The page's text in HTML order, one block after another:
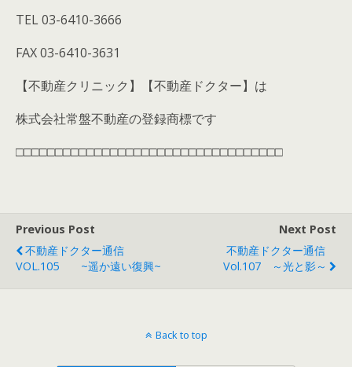
TEL 03-6410-3666
FAX 03-6410-3631
【不動産クリニック】【不動産ドクター】は
株式会社常盤不動産の登録商標です
□□□□□□□□□□□□□□□□□□□□□□□□□□□□□□□□□□
Previous Post
不動産ドクター通信
VOL.105 ~遥か遠い復興~
Next Post
不動産ドクター通信
Vol.107 ～光と影～
Back to top